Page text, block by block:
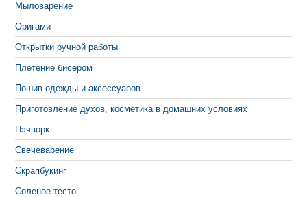
Мыловарение
Оригами
Открытки ручной работы
Плетение бисером
Пошив одежды и аксессуаров
Приготовление духов, косметика в домашних условиях
Пэчворк
Свечеварение
Скрапбукинг
Соленое тесто